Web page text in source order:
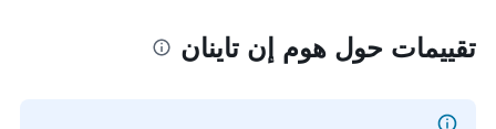
تقييمات حول هوم إن تاينان